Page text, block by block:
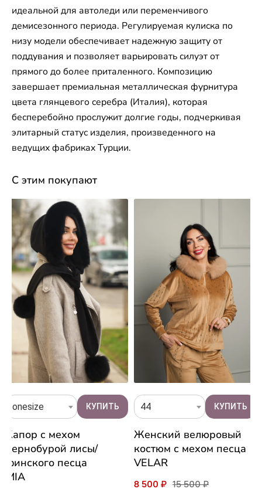
идеальной для автоледи или переменчивого
демисезонного периода. Регулируемая кулиска по
низу модели обеспечивает надежную защиту от
поддувания и позволяет варьировать силуэт от
прямого до более приталенного. Композицию
завершает премиальная металлическая фурнитура
цвета глянцевого серебра (Италия), которая
бесперебойно прослужит долгие годы, подчеркивая
элитарный статус изделия, произведенного на
ведущих фабриках Турции.
С этим покупают
onesize
Капор с мехом
чернобурой лисы/
финского песца
MIA
44
Женский велюровый
костюм с мехом песца
VELAR
8 500 ₽ 15 500 ₽